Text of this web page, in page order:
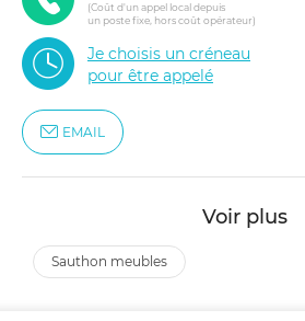
(Coût d'un appel local depuis
un poste fixe, hors coût opérateur)
Je choisis un créneau
pour être appelé
EMAIL
Voir plus
sauthon meubles